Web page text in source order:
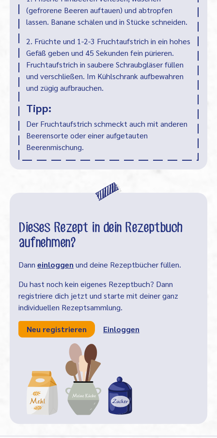
(gefrorene Beeren auftauen) und abtropfen
lassen. Banane schälen und in Stücke schneiden.
2. Früchte und 1-2-3 Fruchtaufstrich in ein hohes
Gefäß geben und 45 Sekunden fein pürieren.
Fruchtaufstrich in saubere Schraubgläser füllen
und verschließen. Im Kühlschrank aufbewahren
und zügig aufbrauchen.
Tipp:
Der Fruchtaufstrich schmeckt auch mit anderen
Beerensorte oder einer aufgetauten
Beerenmischung.
Dieses Rezept in dein Rezeptbuch
aufnehmen?
Dann einloggen und deine Rezeptbücher füllen.
Du hast noch kein eigenes Rezeptbuch? Dann
registriere dich jetzt und starte mit deiner ganz
individuellen Rezeptsammlung.
Neu registrieren Einloggen